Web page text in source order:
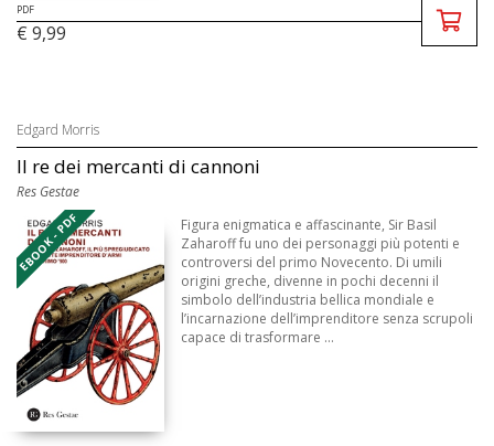
PDF
€ 9,99
Edgard Morris
Il re dei mercanti di cannoni
Res Gestae
EBOOK - PDF
Figura enigmatica e affascinante, Sir Basil
Zaharoff fu uno dei personaggi più potenti e
controversi del primo Novecento. Di umili
origini greche, divenne in pochi decenni il
simbolo dell’industria bellica mondiale e
l’incarnazione dell’imprenditore senza scrupoli
capace di trasformare ...